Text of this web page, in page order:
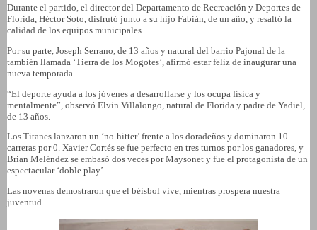
Durante el partido, el director del Departamento de Recreación y Deportes de
Florida, Héctor Soto, disfrutó junto a su hijo Fabián, de un año, y resaltó la
calidad de los equipos municipales.
Por su parte, Joseph Serrano, de 13 años y natural del barrio Pajonal de la
también llamada ‘Tierra de los Mogotes’, afirmó estar feliz de inaugurar una
nueva temporada.
“El deporte ayuda a los jóvenes a desarrollarse y los ocupa física y
mentalmente”, observó Elvin Villalongo, natural de Florida y padre de Yadiel,
de 13 años.
Los Titanes lanzaron un ‘no-hitter’ frente a los doradeños y dominaron 10
carreras por 0. Xavier Cortés se fue perfecto en tres turnos por los ganadores, y
Brian Meléndez se embasó dos veces por Maysonet y fue el protagonista de un
espectacular ‘doble play’.
Las novenas demostraron que el béisbol vive, mientras prospera nuestra
juventud.